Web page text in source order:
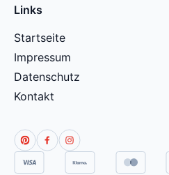
Links
Startseite
Impressum
Datenschutz
Kontakt